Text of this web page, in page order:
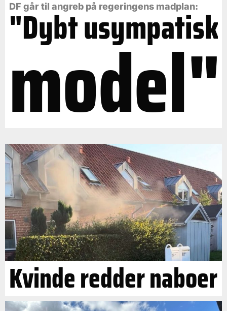
DF går til angreb på regeringens madplan:
"Dybt usympatisk
model"
Kvinde redder naboer